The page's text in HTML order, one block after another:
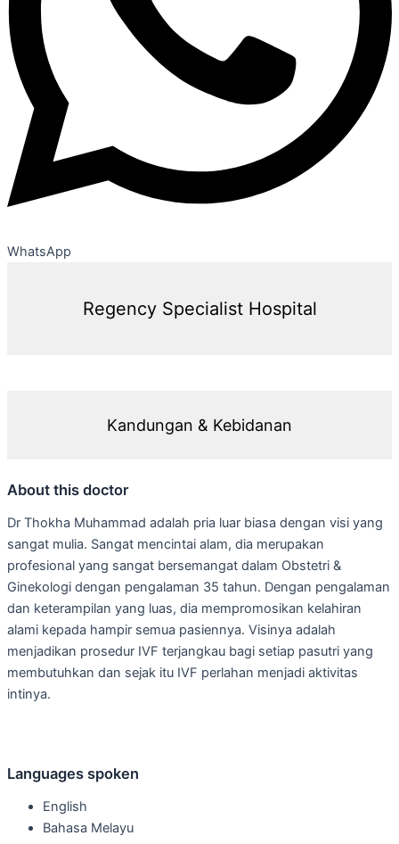
WhatsApp
Regency Specialist Hospital
Kandungan & Kebidanan
About this doctor
Dr Thokha Muhammad adalah pria luar biasa dengan visi yang
sangat mulia. Sangat mencintai alam, dia merupakan
profesional yang sangat bersemangat dalam Obstetri &
Ginekologi dengan pengalaman 35 tahun. Dengan pengalaman
dan keterampilan yang luas, dia mempromosikan kelahiran
alami kepada hampir semua pasiennya. Visinya adalah
menjadikan prosedur IVF terjangkau bagi setiap pasutri yang
membutuhkan dan sejak itu IVF perlahan menjadi aktivitas
intinya.
Languages spoken
English
Bahasa Melayu